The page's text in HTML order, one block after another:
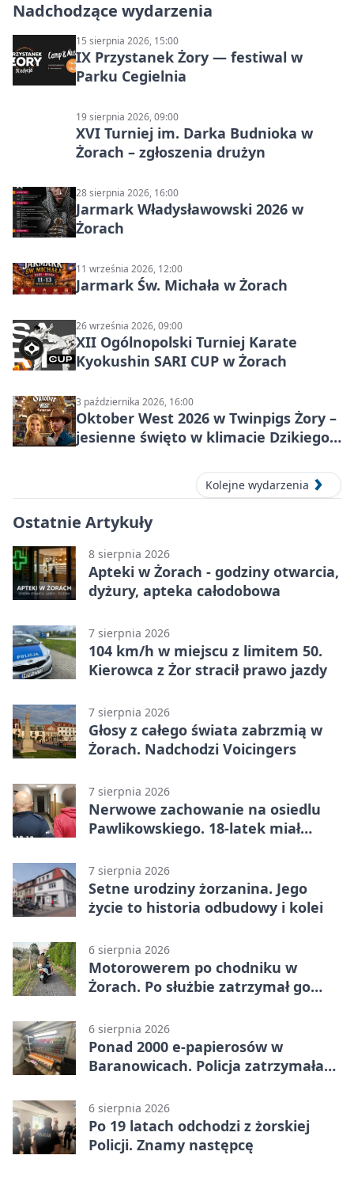
Nadchodzące wydarzenia
15 sierpnia 2026, 15:00
IX Przystanek Żory — festiwal w
Parku Cegielnia
19 sierpnia 2026, 09:00
XVI Turniej im. Darka Budnioka w
Żorach – zgłoszenia drużyn
28 sierpnia 2026, 16:00
Jarmark Władysławowski 2026 w
Żorach
11 września 2026, 12:00
Jarmark Św. Michała w Żorach
26 września 2026, 09:00
XII Ogólnopolski Turniej Karate
Kyokushin SARI CUP w Żorach
3 października 2026, 16:00
Oktober West 2026 w Twinpigs Żory –
jesienne święto w klimacie Dzikiego
Kolejne wydarzenia
Ostatnie Artykuły
8 sierpnia 2026
Apteki w Żorach - godziny otwarcia,
dyżury, apteka całodobowa
7 sierpnia 2026
104 km/h w miejscu z limitem 50.
Kierowca z Żor stracił prawo jazdy
7 sierpnia 2026
Głosy z całego świata zabrzmią w
Żorach. Nadchodzi Voicingers
7 sierpnia 2026
Nerwowe zachowanie na osiedlu
Pawlikowskiego. 18-latek miał
7 sierpnia 2026
Setne urodziny żorzanina. Jego
życie to historia odbudowy i kolei
6 sierpnia 2026
Motorowerem po chodniku w
Żorach. Po służbie zatrzymał go
6 sierpnia 2026
Ponad 2000 e-papierosów w
Baranowicach. Policja zatrzymała
6 sierpnia 2026
Po 19 latach odchodzi z żorskiej
Policji. Znamy następcę